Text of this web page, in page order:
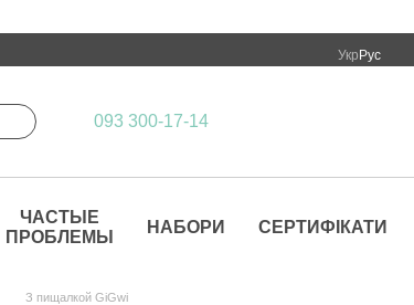
Укр Рус
093 300-17-14
ЧАСТЫЕ
ПРОБЛЕМЫ
НАБОРИ СЕРТИФІКАТИ
З пищалкой GiGwi